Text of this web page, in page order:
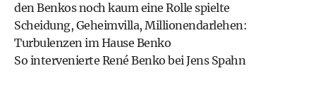
den Benkos noch kaum eine Rolle spielte
Scheidung, Geheimvilla, Millionendarlehen:
Turbulenzen im Hause Benko
So intervenierte René Benko bei Jens Spahn